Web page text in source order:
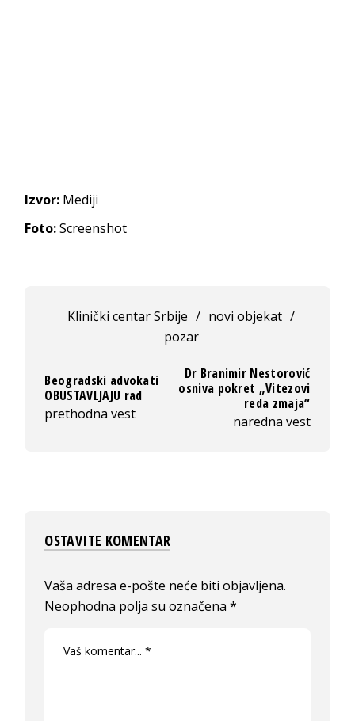
Izvor: Mediji
Foto:Screenshot
Klinički centar Srbije / novi objekat /
pozar
Beogradski advokati
OBUSTAVLJAJU rad
prethodna vest
Dr Branimir Nestorović
osniva pokret „Vitezovi
reda zmaja“
naredna vest
OSTAVITE KOMENTAR
Vaša adresa e-pošte neće biti objavljena.
Neophodna polja su označena*